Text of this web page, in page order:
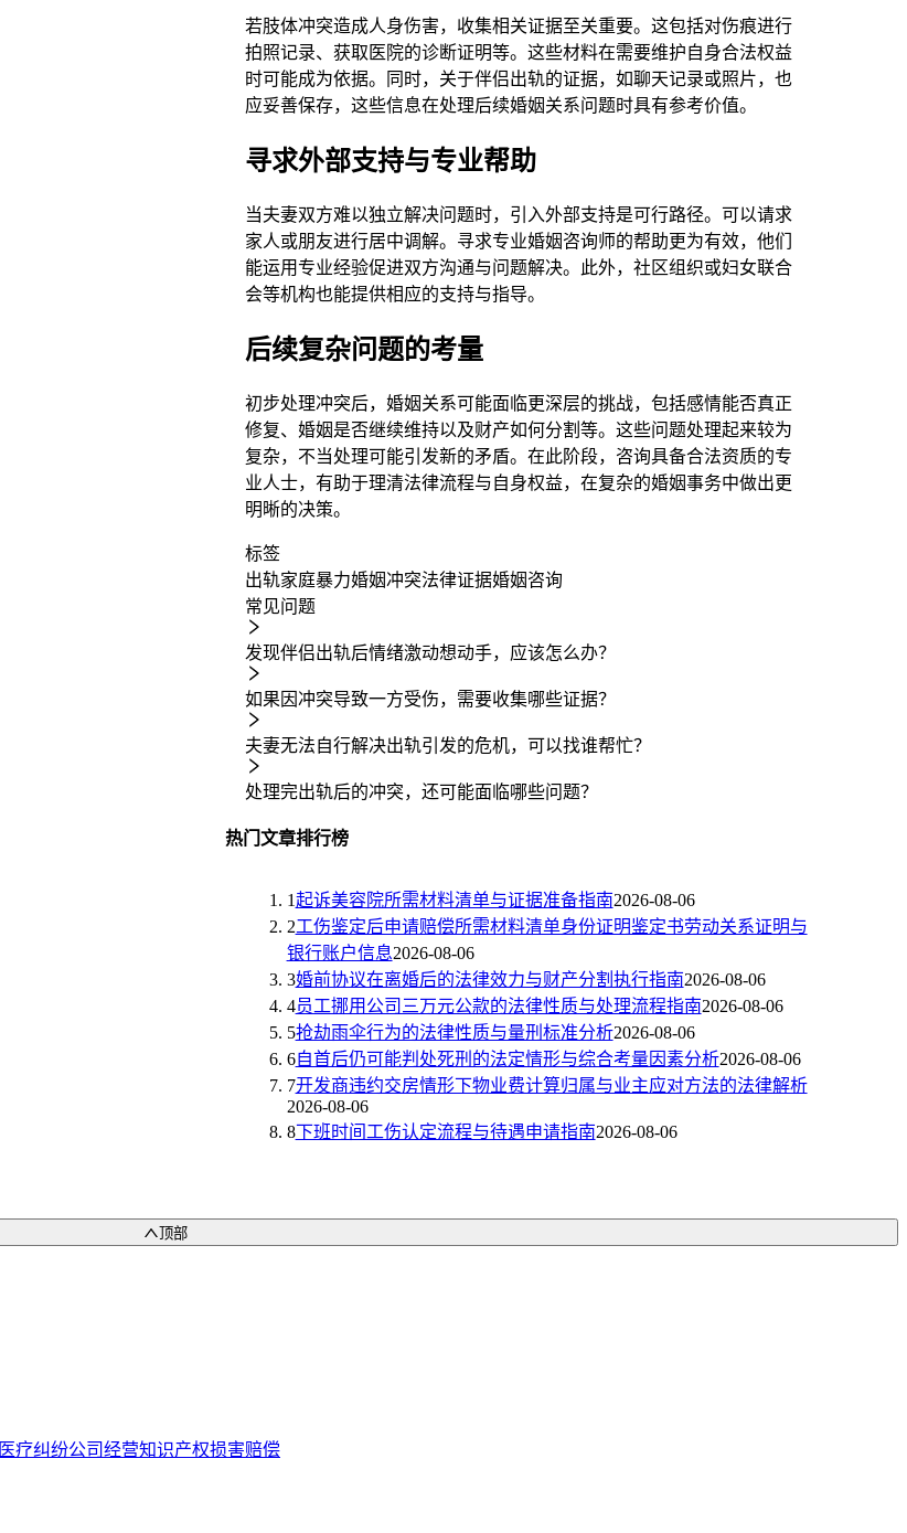
若肢体冲突造成人身伤害，收集相关证据至关重要。这包括对伤痕进行
拍照记录、获取医院的诊断证明等。这些材料在需要维护自身合法权益
时可能成为依据。同时，关于伴侣出轨的证据，如聊天记录或照片，也
应妥善保存，这些信息在处理后续婚姻关系问题时具有参考价值。
寻求外部支持与专业帮助
当夫妻双方难以独立解决问题时，引入外部支持是可行路径。可以请求
家人或朋友进行居中调解。寻求专业婚姻咨询师的帮助更为有效，他们
能运用专业经验促进双方沟通与问题解决。此外，社区组织或妇女联合
会等机构也能提供相应的支持与指导。
后续复杂问题的考量
初步处理冲突后，婚姻关系可能面临更深层的挑战，包括感情能否真正
修复、婚姻是否继续维持以及财产如何分割等。这些问题处理起来较为
复杂，不当处理可能引发新的矛盾。在此阶段，咨询具备合法资质的专
业人士，有助于理清法律流程与自身权益，在复杂的婚姻事务中做出更
明晰的决策。
标签
出轨家庭暴力婚姻冲突法律证据婚姻咨询
常见问题
发现伴侣出轨后情绪激动想动手，应该怎么办？
如果因冲突导致一方受伤，需要收集哪些证据？
夫妻无法自行解决出轨引发的危机，可以找谁帮忙？
处理完出轨后的冲突，还可能面临哪些问题？
热门文章排行榜
1起诉美容院所需材料清单与证据准备指南2026-08-06
2工伤鉴定后申请赔偿所需材料清单身份证明鉴定书劳动关系证明与
银行账户信息2026-08-06
3婚前协议在离婚后的法律效力与财产分割执行指南2026-08-06
4员工挪用公司三万元公款的法律性质与处理流程指南2026-08-06
5抢劫雨伞行为的法律性质与量刑标准分析2026-08-06
6自首后仍可能判处死刑的法定情形与综合考量因素分析2026-08-06
7开发商违约交房情形下物业费计算归属与业主应对方法的法律解析
2026-08-06
8下班时间工伤认定流程与待遇申请指南2026-08-06
顶部
医疗纠纷公司经营知识产权损害赔偿